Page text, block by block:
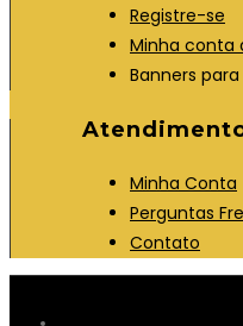
Registre-se
Minha conta
Banners
Minha Conta
Perguntas
Contato